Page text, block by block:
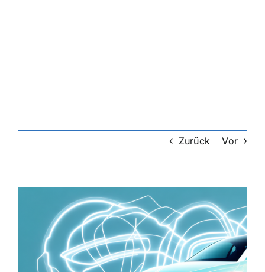
Zurück Vor
grösseres